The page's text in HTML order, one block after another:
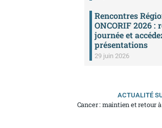
Rencontres
ONCORIF 2026 :
journée et
présentations
29 juin 2026
ACTUALITÉ
Cancer : maintien et retour à